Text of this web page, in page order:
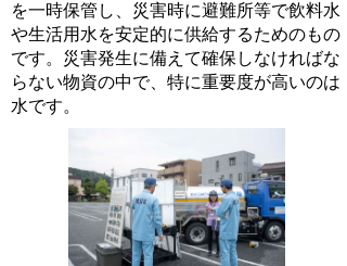
を一時保管し、災害時に避難所等で飲料水
や生活用水を安定的に供給するためのもの
です。災害発生に備えて確保しなければな
らない物資の中で、特に重要度が高いのは
水です。